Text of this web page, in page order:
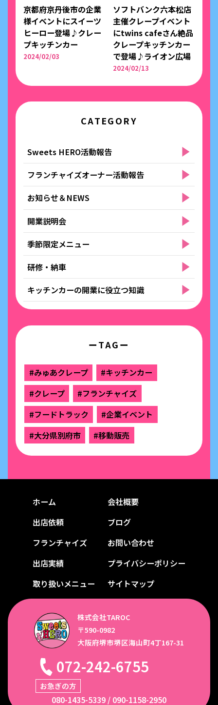
京都府京丹後市の企業
様イベントにスイーツ
ヒーロー登場♪クレー
プキッチンカー
2024/02/03
ソフトバンク六本松店
主催クレープイベント
にtwins cafeさん絶品
クレープキッチンカー
で登場♪ライオン広場
2024/02/13
CATEGORY
Sweets HERO活動報告
フランチャイズオーナー活動報告
お知らせ＆NEWS
開業説明会
季節限定メニュー
研修・納車
キッチンカーの開業に役立つ知識
ーTAGー
#みゅあクレープ
#キッチンカー
#クレープ
#フランチャイズ
#フードトラック
#企業イベント
#大分県別府市
#移動販売
ホーム
出店依頼
フランチャイズ
出店実績
取り扱いメニュー
会社概要
ブログ
お問い合わせ
プライバシーポリシー
サイトマップ
株式会社TAROC
〒590-0982
大阪府堺市堺区海山町4丁167-31
072-242-6755
お急ぎの方
080-1435-5339 / 090-1158-2950